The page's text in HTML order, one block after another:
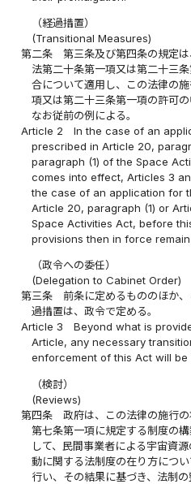
（経過措置）
(Transitional Measures)
第二条
第三条及び第四条の規定
法第二十条第一項又は第二十三
合について適用し、この法律の
項又は第二十三条第一項の許可
なお従前の例による。
Article 2
In the case of an
prescribed in Article 20,
paragraph (1) of the Space
comes into effect, Articles 3
the case of an application for
Article 20, paragraph (1) or
Space Activities Act, before
provisions then in force
（政令への委任）
(Delegation to Cabinet Order)
第三条
前条に定めるもののほか
過措置は、政令で定める。
Article 3
Beyond what is
Article, any necessary
enforcement of this Act will
（検討）
(Reviews)
第四条
政府は、この法律の施行
第七条第一項に規定する制度の
して、民間事業者による宇宙資
動に関する法制度の在り方につ
行い、その結果に基づき、法制